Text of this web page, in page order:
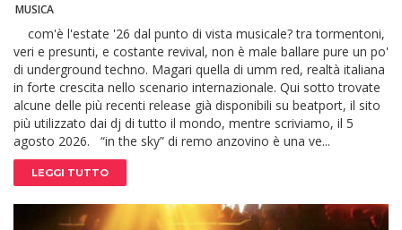
MUSICA
com'è l'estate '26 dal punto di vista musicale? tra tormentoni,
veri e presunti, e costante revival, non è male ballare pure un po'
di underground techno. Magari quella di umm red, realtà italiana
in forte crescita nello scenario internazionale. Qui sotto trovate
alcune delle più recenti release già disponibili su beatport, il sito
più utilizzato dai dj di tutto il mondo, mentre scriviamo, il 5
agosto 2026. “in the sky” di remo anzovino è una ve...
LEGGI TUTTO